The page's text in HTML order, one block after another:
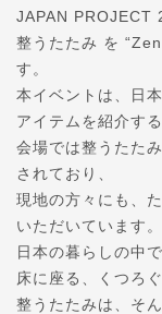
JAPAN PROJECT
整うたたみ を
す。
本イベントは、日
アイテムを紹介する
会場では整うたた
されており、
現地の方々にも、
いただいています。
日本の暮らしの中
床に座る、くつろ
整うたたみは、そ